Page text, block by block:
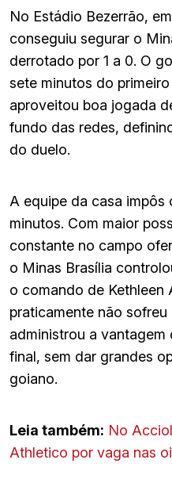
No Estádio Bezerrão,
conseguiu segurar o
derrotado por 1 a 0. O
sete minutos do
aproveitou boa jogada
fundo das redes,
do duelo.
A equipe da casa impôs
minutos. Com maior
constante no campo
o Minas Brasília
o comando de Kethleen
praticamente não
administrou a
final, sem dar grandes
goiano.
Leia também: No
Athletico por vaga nas